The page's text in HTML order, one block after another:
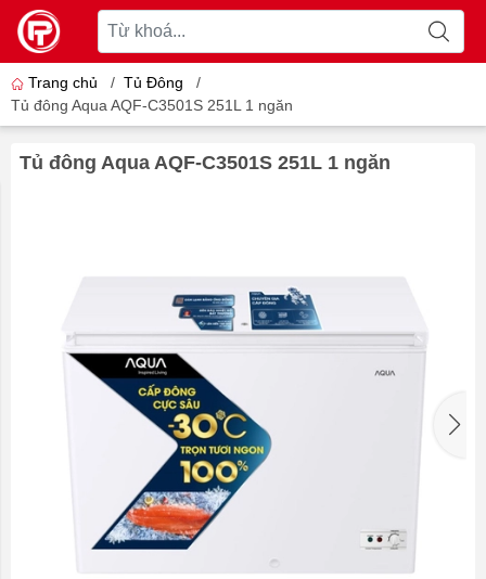
Trang chủ / Tủ Đông
/
Tủ đông Aqua AQF-C3501S 251L 1 ngăn
Tủ đông Aqua AQF-C3501S 251L 1 ngăn